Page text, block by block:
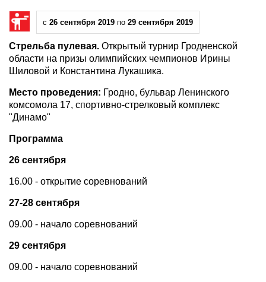
с 26 сентября 2019 по 29 сентября 2019
Стрельба пулевая. Открытый турнир Гродненской
области на призы олимпийских чемпионов Ирины
Шиловой и Константина Лукашика.
Место проведения: Гродно, бульвар Ленинского
комсомола 17, спортивно-стрелковый комплекс
"Динамо"
Программа
26 сентября
16.00 - открытие соревнований
27-28 сентября
09.00 - начало соревнований
29 сентября
09.00 - начало соревнований